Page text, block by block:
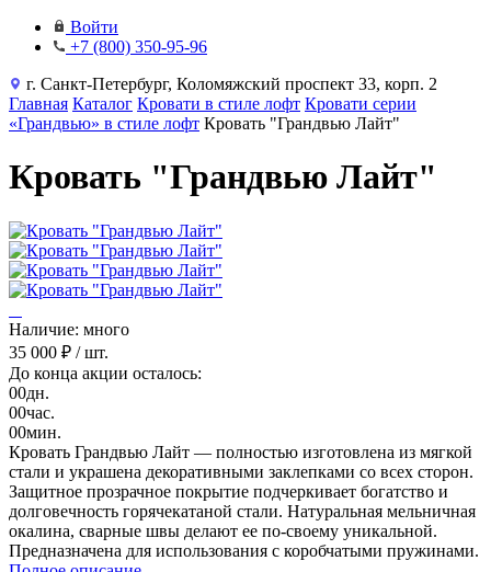
Войти
+7 (800) 350-95-96
г. Санкт-Петербург, Коломяжский проспект 33, корп. 2
Главная Каталог Кровати в стиле лофт Кровати серии
«Грандвью» в стиле лофт Кровать "Грандвью Лайт"
Кровать "Грандвью Лайт"
Наличие: много
35 000 ₽ / шт.
До конца акции осталось:
00дн.
00час.
00мин.
Кровать Грандвью Лайт — полностью изготовлена из мягкой
стали и украшена декоративными заклепками со всех сторон.
Защитное прозрачное покрытие подчеркивает богатство и
долговечность горячекатаной стали. Натуральная мельничная
окалина, сварные швы делают ее по-своему уникальной.
Предназначена для использования с коробчатыми пружинами.